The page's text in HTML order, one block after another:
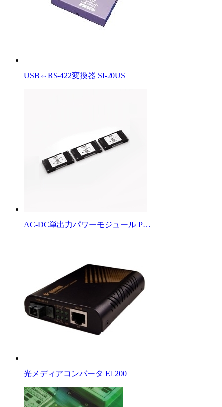
USB⇔RS-422変換器 SI-20US
AC-DC単出力パワーモジュール P…
光メディアコンバータ EL200